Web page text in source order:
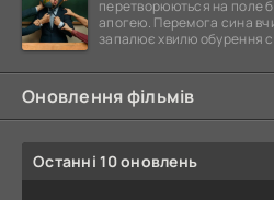
перетворюються на поле
апогею. Перемога сина
запалює хвилю обурення
Оновлення фільмів
Останні 10 оновлень